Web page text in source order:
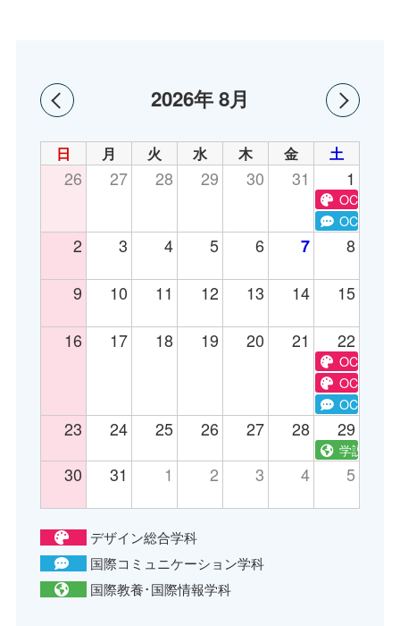
2026年 8月
日 月 火 水 木 金 土
26 27 28 29 30 31 1
OC テキ
OC e-
2 3 4 5 6 7 8
9 10 11 12 13 14 15
16 17 18 19 20 21 22
OC グラ
OC テキ
OC e-
23 24 25 26 27 28 29
学説 国際
30 31 1 2 3 4 5
デザイン総合学科
国際コミュニケーション学科
国際教養･国際情報学科